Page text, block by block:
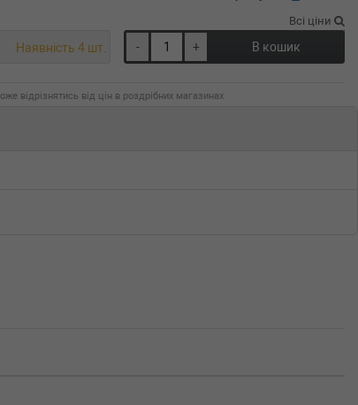
Всі ціни
Наявність 4 шт. - + В кошик
відрізнятись від цін в роздрібних магазинах